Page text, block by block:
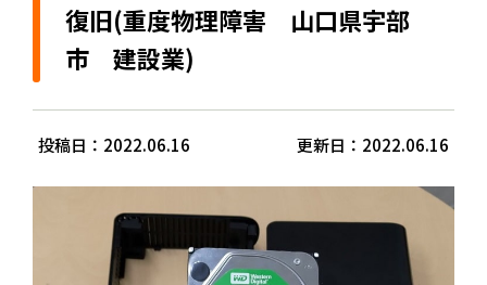
復旧(重度物理障害 山口県宇部
市 建設業)
投稿日：2022.06.16 更新日：2022.06.16